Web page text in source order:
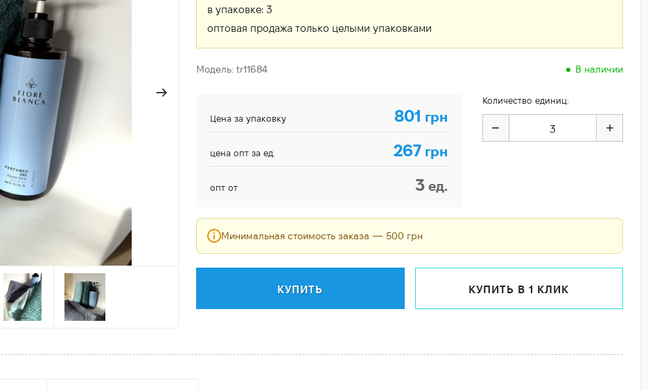
в упаковке: 3
оптовая продажа только целыми упаковками
Модель: tr11684 В наличии
Цена за упаковку 801 грн
цена опт за ед. 267 грн
опт от 3 ед.
Количество единиц:
Минимальная стоимость заказа — 500 грн
КУПИТЬ КУПИТЬ В 1 КЛИК